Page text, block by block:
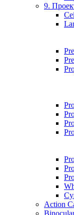
9.
Action